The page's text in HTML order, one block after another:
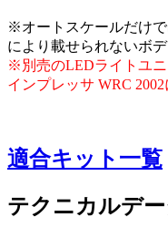
※オートスケールだけ
により載せられないボデ
※別売のLEDライトユ
インプレッサ WRC 2002
適合キット一覧
テクニカルデー